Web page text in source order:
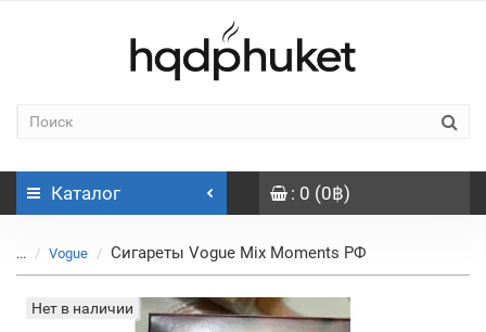
Каталог : 0 (0฿)
... Vogue Сигареты Vogue Mix Moments РФ
Нет в наличии